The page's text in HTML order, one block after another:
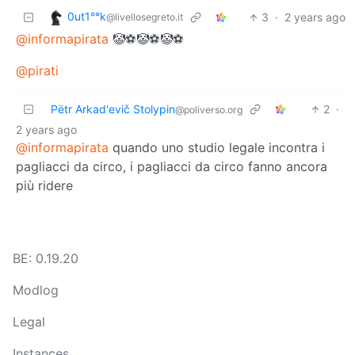
0ut1°°k@livellosegreto.it 3 · 2 years ago
@informapirata 🤡⚽🤡⚽🤡⚽
@pirati
Pëtr Arkad'evič Stolypin@poliverso.org 2 ·
2 years ago
@informapirata quando uno studio legale incontra i
pagliacci da circo, i pagliacci da circo fanno ancora
più ridere
BE: 0.19.20
Modlog
Legal